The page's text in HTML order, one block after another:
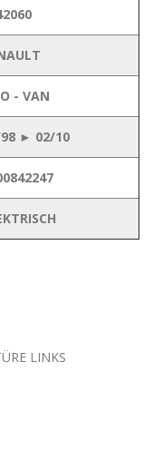
- VAN
► 02/10
LINKS